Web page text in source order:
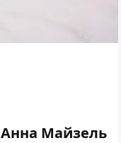
Анна Майзель